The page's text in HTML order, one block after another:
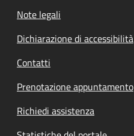
Note legali
Dichiarazione di accessibilità
Contatti
Prenotazione appuntamento
Richiedi assistenza